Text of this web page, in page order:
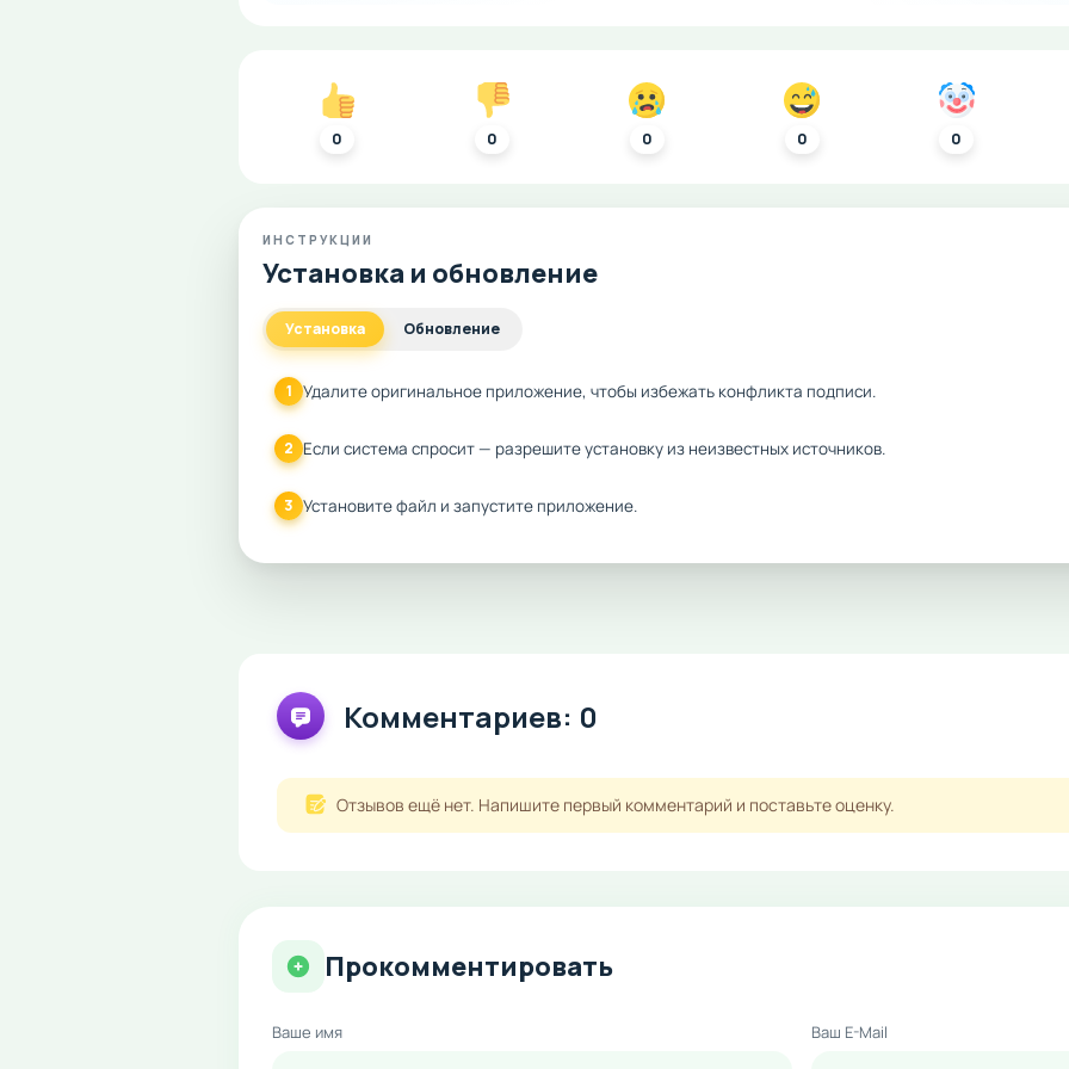
0 0 0 0 0
ИНСТРУКЦИИ
Установка и обновление
Установка Обновление
1 Удалите оригинальное приложение, чтобы избежать конфликта подписи.
2 Если система спросит — разрешите установку из неизвестных источников.
3 Установите файл и запустите приложение.
Комментариев: 0
Отзывов ещё нет. Напишите первый комментарий и поставьте оценку.
Прокомментировать
Ваше имя Ваш E-Mail